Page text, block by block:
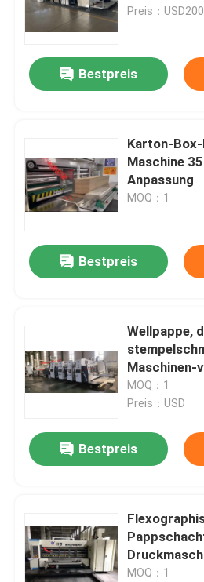
Preis：
Bestpreis
Karton-
Maschine
Anpassung
MOQ：1
Bestpreis
Wellpappe,
Maschinen-
MOQ：1
Preis：USD
Bestpreis
MOQ：1